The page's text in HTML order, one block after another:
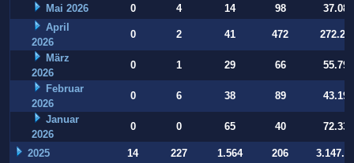
Mai 2026 0 4 14 98
37.084
April
2026
0 2 41 472
März
2026
0 1 29 66
55.794
Februar
2026
0 6 38 89
43.197
Januar
2026
0 0 65 40 72.332
2025 14 227 1.564 206